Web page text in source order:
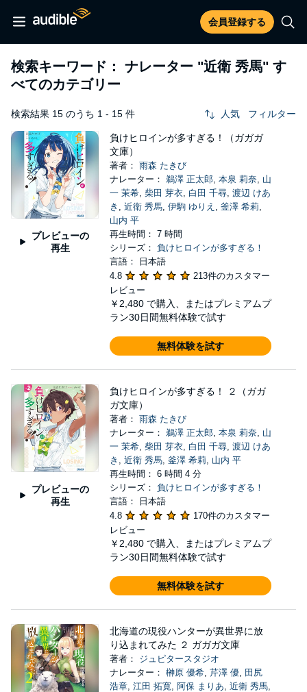
会員登録する
検索キーワード： ナレーター "近衛 秀馬" す
べてのカテゴリー
検索結果 15 のうち 1 - 15 件 人気 フィルター
プレビューの
再生
負けヒロインが多すぎる！（ガガガ
文庫）
著者： 雨森 たきび
ナレーター： 鵜澤 正太郎, 本泉 莉奈, 山
一 茉希, 柴田 芽衣, 白田 千尋, 渡辺 けあ
き , 近衛 秀馬, 伊駒 ゆりえ , 釜澤 希莉,
山内 平
再生時間： 7 時間
シリーズ： 負けヒロインが多すぎる！
言語： 日本語
4.8
213件のカスタマー
レビュー
￥2,480 で購入、またはプレミアムプ
ラン30日間無料体験で試す
無料体験を試す
プレビューの
再生
負けヒロインが多すぎる！ ２（ガガ
ガ文庫）
著者： 雨森 たきび
ナレーター： 鵜澤 正太郎, 本泉 莉奈, 山
一 茉希, 柴田 芽衣, 白田 千尋, 渡辺 けあ
き , 近衛 秀馬, 釜澤 希莉, 山内 平
再生時間： 6 時間 4 分
シリーズ： 負けヒロインが多すぎる！
言語： 日本語
4.8
170件のカスタマー
レビュー
￥2,480 で購入、またはプレミアムプ
ラン30日間無料体験で試す
無料体験を試す
北海道の現役ハンターが異世界に放
り込まれてみた ２ ガガガ文庫
著者： ジュピタースタジオ
ナレーター： 榊原 優希, 芹澤 優, 田尻
浩章, 江田 拓寛, 阿保 まりあ, 近衛 秀馬,